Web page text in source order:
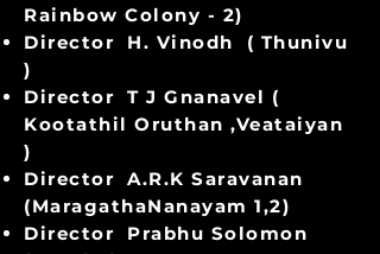
Rainbow Colony - 2)
Director H. Vinodh ( Thunivu
)
Director T J Gnanavel (
Kootathil Oruthan ,Veataiyan
)
Director A.R.K Saravanan
(MaragathaNanayam 1,2)
Director Prabhu Solomon